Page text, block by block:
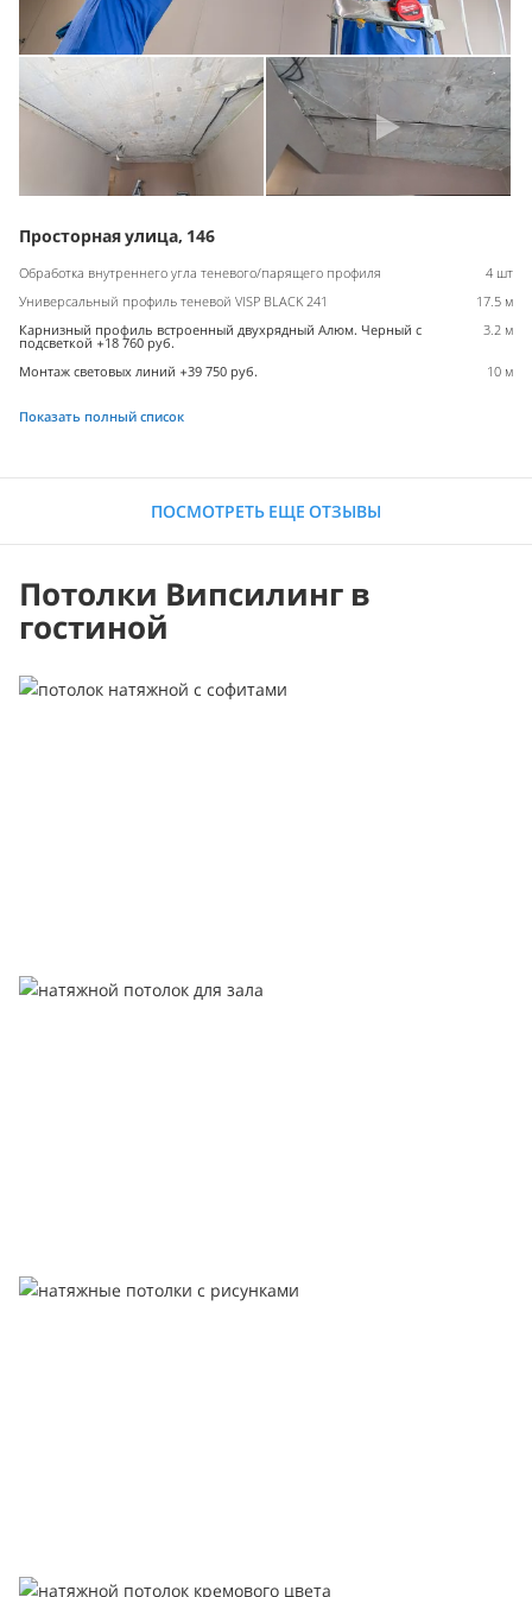
Просторная улица, 146
Обработка внутреннего угла теневого/парящего профиля
4 шт
Универсальный профиль теневой VISP BLACK 241
17.5 м
Карнизный профиль встроенный двухрядный Алюм. Черный с
подсветкой +18 760 руб.
3.2 м
Монтаж световых линий +39 750 руб. 10 м
Показать полный список
ПОСМОТРЕТЬ ЕЩЕ ОТЗЫВЫ
Потолки Випсилинг в
гостиной